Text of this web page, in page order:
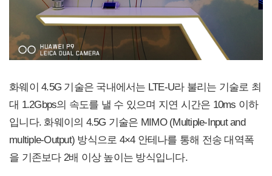
화웨이 4.5G 기술은 국내에서는 LTE-U라 불리는 기술로 최
대 1.2Gbps의 속도를 낼 수 있으며 지연 시간은 10ms 이하
입니다. 화웨이의 4.5G 기술은 MIMO (Multiple-Input and
multiple-Output) 방식으로 4×4 안테나를 통해 전송 대역폭
을 기존보다 2배 이상 높이는 방식입니다.